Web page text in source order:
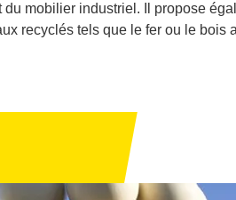
mobilier industriel. Il propose
recyclés tels que le fer ou le bois